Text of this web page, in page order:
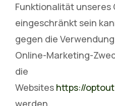
Funktionalität unseres
eingeschränkt sein
gegen die
Online-Marketing-
die
Websites https://